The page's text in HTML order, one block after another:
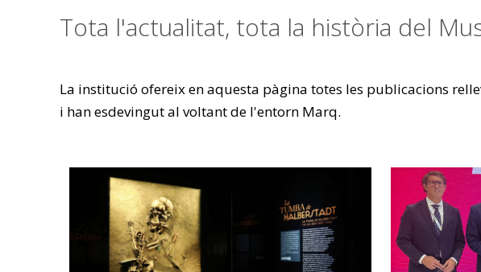
Tota l'actualitat, tota la història del
La institució ofereix en aquesta pàgina totes les publicacions
i han esdevingut al voltant de l'entorn Marq.